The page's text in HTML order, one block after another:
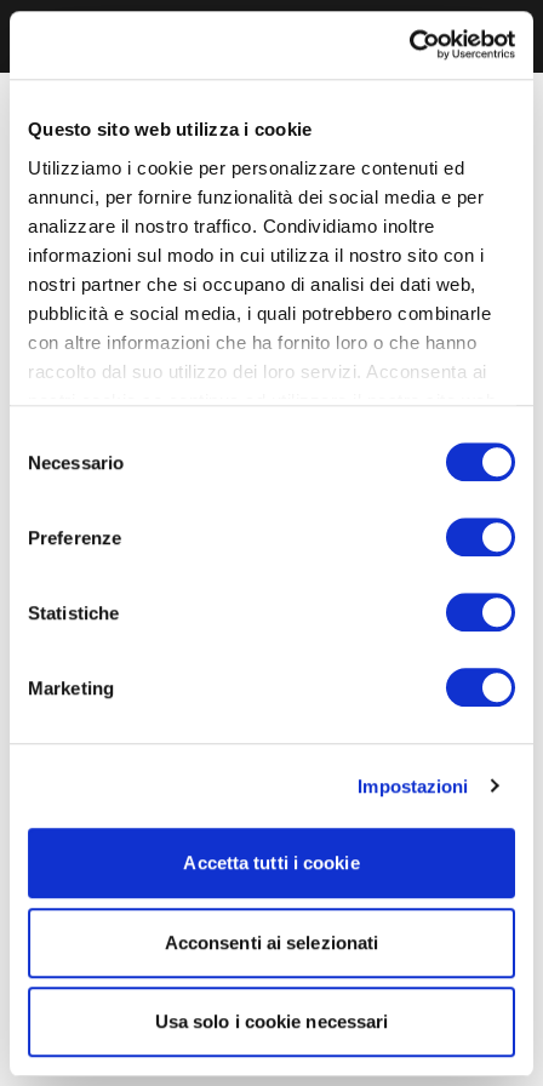
Questo sito web utilizza i cookie
Utilizziamo i cookie per personalizzare contenuti ed
annunci, per fornire funzionalità dei social media e per
analizzare il nostro traffico. Condividiamo inoltre
informazioni sul modo in cui utilizza il nostro sito con i
nostri partner che si occupano di analisi dei dati web,
pubblicità e social media, i quali potrebbero combinarle
con altre informazioni che ha fornito loro o che hanno
raccolto dal suo utilizzo dei loro servizi. Acconsenta ai
delNecessario
Preferenze
Statistiche
Marketing
Impostazioni
Accetta tutti i cookie
Acconsenti ai selezionati
Usa solo i cookie necessari